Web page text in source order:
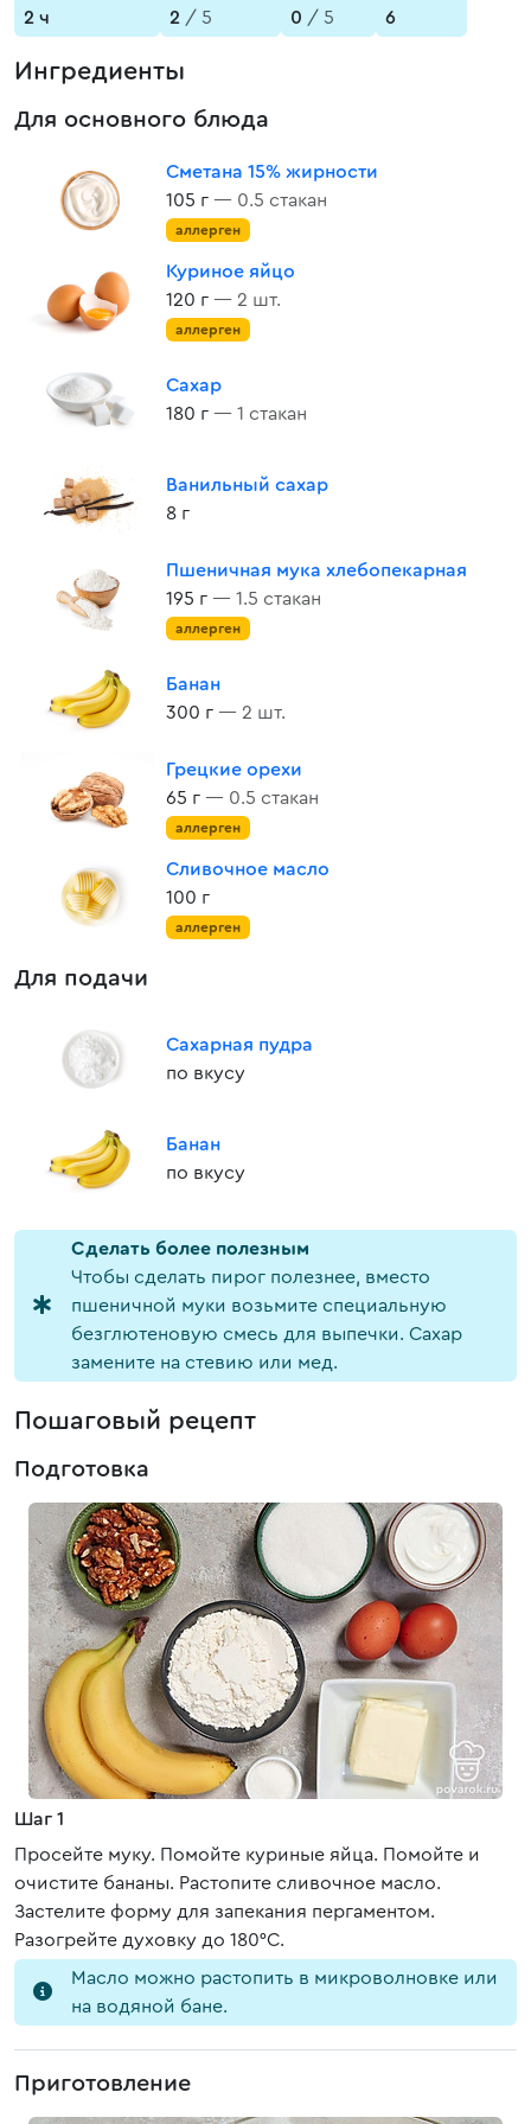
2 ч
2 / 5
0 / 5
6
Ингредиенты
Для основного блюда
Сметана 15% жирности
105 г — 0.5 стакан
аллерген
Куриное яйцо
120 г — 2 шт.
аллерген
Сахар
180 г — 1 стакан
Ванильный сахар
8 г
Пшеничная мука хлебопекарная
195 г — 1.5 стакан
аллерген
Банан
300 г — 2 шт.
Грецкие орехи
65 г — 0.5 стакан
аллерген
Сливочное масло
100 г
аллерген
Для подачи
Сахарная пудра
по вкусу
Банан
по вкусу
Cделать более полезным
Чтобы сделать пирог полезнее, вместо
пшеничной муки возьмите специальную
безглютеновую смесь для выпечки. Сахар
замените на стевию или мед.
Пошаговый рецепт
Подготовка
Шаг 1
Просейте муку. Помойте куриные яйца. Помойте и
очистите бананы. Растопите сливочное масло.
Застелите форму для запекания пергаментом.
Разогрейте духовку до 180°C.
Масло можно растопить в микроволновке или
на водяной бане.
Приготовление